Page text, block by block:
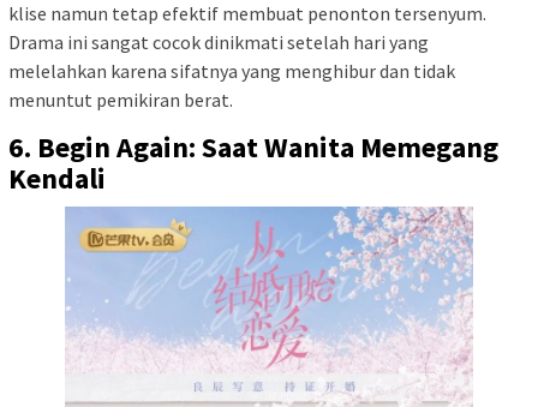
klise namun tetap efektif membuat penonton tersenyum.
Drama ini sangat cocok dinikmati setelah hari yang
melelahkan karena sifatnya yang menghibur dan tidak
menuntut pemikiran berat.
6. Begin Again: Saat Wanita Memegang
Kendali